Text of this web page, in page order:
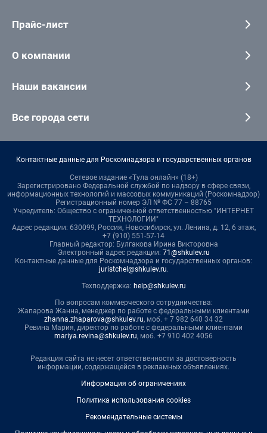
Прайс-лист
О компании
Наши вакансии
Все города сети
Контактные данные для Роскомнадзора и государственных органов
Сетевое издание «Тула онлайн» (18+)
Зарегистрировано Федеральной службой по надзору в сфере связи,
информационных технологий и массовых коммуникаций (Роскомнадзор)
Регистрационный номер ЭЛ № ФС 77 – 88765
Учредитель: Общество с ограниченной ответственностью "ИНТЕРНЕТ
ТЕХНОЛОГИИ"
Адрес редакции: 630099, Россия, Новосибирск, ул. Ленина, д. 12, 6 этаж,
+7 (910) 551-57-14
Главный редактор: Булгакова Ирина Викторовна
Электронный адрес редакции: 71@shkulev.ru
Контактные данные для Роскомнадзора и государственных органов:
juristchel@shkulev.ru.
Техподдержка: help@shkulev.ru
По вопросам коммерческого сотрудничества:
Жапарова Жанна, менеджер по работе с федеральными клиентами
zhanna.zhaparova@shkulev.ru, моб. + 7 982 640 34 32
Ревина Мария, директор по работе с федеральными клиентами
mariya.revina@shkulev.ru, моб. +7 910 402 4056
Редакция сайта не несет ответственности за достоверность
информации, содержащейся в рекламных объявлениях.
Информация об ограничениях
Политика использования cookies
Рекомендательные системы